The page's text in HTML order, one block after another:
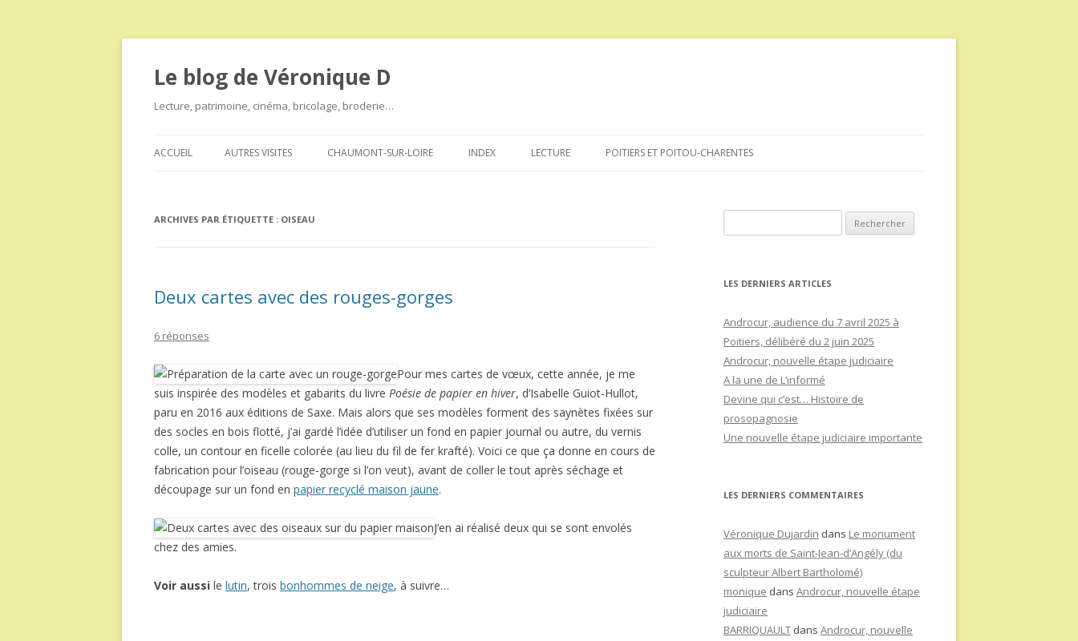
Le blog de Véronique D
Lecture, patrimoine, cinéma, bricolage, broderie…
au
ACCUEIL AUTRES VISITES CHAUMONT-SUR-LOIRE INDEX LECTURE POITIERS ET POITOU-CHARENTES
ARCHIVES PAR ÉTIQUETTE : OISEAU
Deux cartes avec des rouges-gorges
6 réponses
Pour mes cartes de vœux, cette année, je me
suis inspirée des modèles et gabarits du livre Poésie de papier en hiver, d’Isabelle Guiot-Hullot,
paru en 2016 aux éditions de Saxe. Mais alors que ses modèles forment des saynètes fixées sur
des socles en bois flotté, j’ai gardé l’idée d’utiliser un fond en papier journal ou autre, du vernis
colle, un contour en ficelle colorée (au lieu du fil de fer krafté). Voici ce que ça donne en cours de
fabrication pour l’oiseau (rouge-gorge si l’on veut), avant de coller le tout après séchage et
découpage sur un fond en papier recyclé maison jaune.
J’en ai réalisé deux qui se sont envolés
chez des amies.
Voir aussi le lutin, trois bonhommes de neige, à suivre…
LES DERNIERS ARTICLES
Androcur, audience du 7 avril 2025 à
Poitiers, délibéré du 2 juin 2025
Androcur, nouvelle étape judiciaire
A la une de L’informé
Devine qui c’est… Histoire de
prosopagnosie
Une nouvelle étape judiciaire importante
LES DERNIERS COMMENTAIRES
Véronique Dujardin dans Le monument
aux morts de Saint-Jean-d’Angély (du
sculpteur Albert Bartholomé)
monique dans Androcur, nouvelle étape
judiciaire
BARRIQUAULT dans Androcur, nouvelle